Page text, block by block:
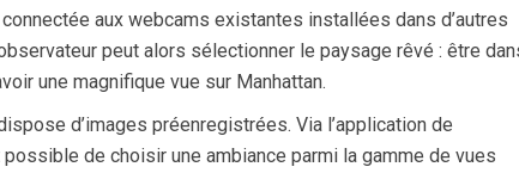
aux webcams existantes installées dans d’autres
peut alors sélectionner le paysage rêvé : être
une magnifique vue sur Manhattan.
d’images préenregistrées. Via l’application de
de choisir une ambiance parmi la gamme de vues